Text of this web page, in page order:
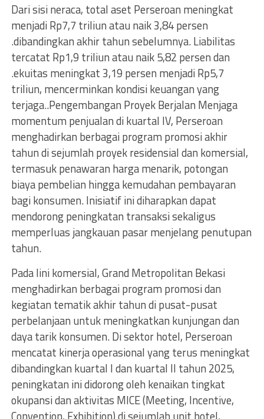
Dari sisi neraca, total aset Perseroan meningkat
menjadi Rp7,7 triliun atau naik 3,84 persen
.dibandingkan akhir tahun sebelumnya. Liabilitas
tercatat Rp1,9 triliun atau naik 5,82 persen dan
.ekuitas meningkat 3,19 persen menjadi Rp5,7
triliun, mencerminkan kondisi keuangan yang
terjaga..Pengembangan Proyek Berjalan Menjaga
momentum penjualan di kuartal IV, Perseroan
menghadirkan berbagai program promosi akhir
tahun di sejumlah proyek residensial dan komersial,
termasuk penawaran harga menarik, potongan
biaya pembelian hingga kemudahan pembayaran
bagi konsumen. Inisiatif ini diharapkan dapat
mendorong peningkatan transaksi sekaligus
memperluas jangkauan pasar menjelang penutupan
tahun.
Pada lini komersial, Grand Metropolitan Bekasi
menghadirkan berbagai program promosi dan
kegiatan tematik akhir tahun di pusat-pusat
perbelanjaan untuk meningkatkan kunjungan dan
daya tarik konsumen. Di sektor hotel, Perseroan
mencatat kinerja operasional yang terus meningkat
dibandingkan kuartal I dan kuartal II tahun 2025,
peningkatan ini didorong oleh kenaikan tingkat
okupansi dan aktivitas MICE (Meeting, Incentive,